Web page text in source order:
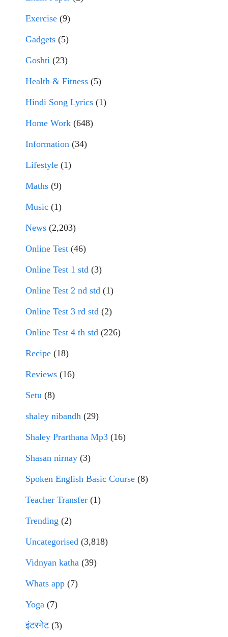
Exercise (9)
Gadgets (5)
Goshti (23)
Health & Fitness (5)
Hindi Song Lyrics (1)
Home Work (648)
Information (34)
Lifestyle (1)
Maths (9)
Music (1)
News (2,203)
Online Test (46)
Online Test 1 std (3)
Online Test 2 nd std (1)
Online Test 3 rd std (2)
Online Test 4 th std (226)
Recipe (18)
Reviews (16)
Setu (8)
shaley nibandh (29)
Shaley Prarthana Mp3 (16)
Shasan nirnay (3)
Spoken English Basic Course (8)
Teacher Transfer (1)
Trending (2)
Uncategorised (3,818)
Vidnyan katha (39)
Whats app (7)
Yoga (7)
इंटरनेट(3)